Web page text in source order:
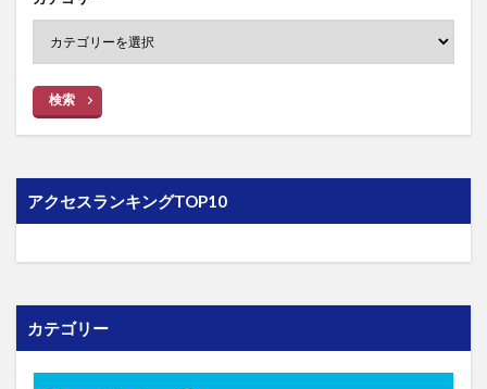
検索
アクセスランキングTOP10
カテゴリー